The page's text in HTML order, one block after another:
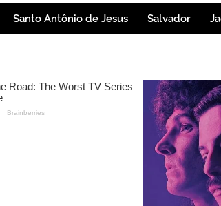
Santo Antônio de Jesus Salvador